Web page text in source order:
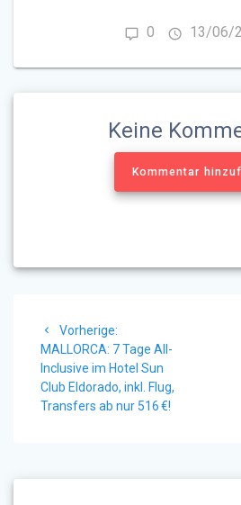
0 13/06/
Keine
Kommentar
Vorherige:
Beitrag:
MALLORCA: 7 Tage All-
Inclusive im Hotel Sun
Club Eldorado, inkl. Flug,
Transfers ab nur 516 €!